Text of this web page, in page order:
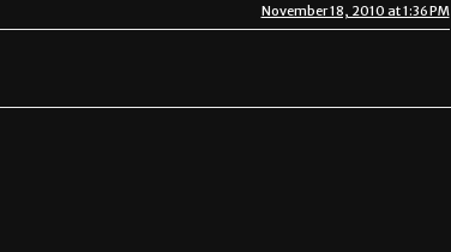
November 18, 2010 at 1:36 PM